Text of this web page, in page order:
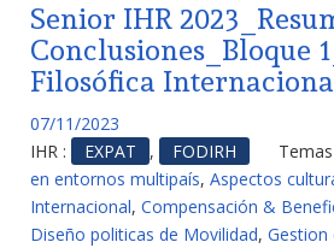
Senior IHR
Conclusiones_Bloque
Filosófica
07/11/2023
IHR :
EXPAT , FODIRH
en entornos multipaís, Aspectos
Internacional, Compensación &
Diseño politicas de Movilidad, Gestion